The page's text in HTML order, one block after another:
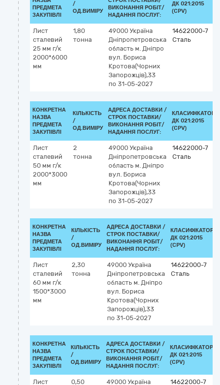
ПРЕДМЕТА
ЗАКУПІВЛІ
/
ОД.ВИМІРУ
ВИКОНАННЯ РОБІТ/
НАДАННЯ ПОСЛУГ:
ДК 021:2015
(CPV)
Лист
сталевий
25 мм г/к
2000*6000
мм
1,80
тонна
49000 Україна
Дніпропетровська
область м. Дніпро
вул. Бориса
Кротова(Чорних
Запорожців),33
по 31-05-2027
14622000-7
Сталь
КОНКРЕТНА
НАЗВА
ПРЕДМЕТА
ЗАКУПІВЛІ
КІЛЬКІСТЬ
/
ОД.ВИМІРУ
АДРЕСА ДОСТАВКИ /
СТРОК ПОСТАВКИ/
ВИКОНАННЯ РОБІТ/
НАДАННЯ ПОСЛУГ:
КЛАСИФІКАТОР
ДК 021:2015
(CPV)
Лист
сталевий
50 мм г/к
2000*3000
мм
2
тонна
49000 Україна
Дніпропетровська
область м. Дніпро
вул. Бориса
Кротова(Чорних
Запорожців),33
по 31-05-2027
14622000-7
Сталь
КОНКРЕТНА
НАЗВА
ПРЕДМЕТА
ЗАКУПІВЛІ
КІЛЬКІСТЬ
/
ОД.ВИМІРУ
АДРЕСА ДОСТАВКИ /
СТРОК ПОСТАВКИ/
ВИКОНАННЯ РОБІТ/
НАДАННЯ ПОСЛУГ:
КЛАСИФІКАТОР
ДК 021:2015
(CPV)
Лист
сталевий
60 мм г/к
1500*3000
мм
2,30
тонна
49000 Україна
Дніпропетровська
область м. Дніпро
вул. Бориса
Кротова(Чорних
Запорожців),33
по 31-05-2027
14622000-7
Сталь
КОНКРЕТНА
НАЗВА
ПРЕДМЕТА
ЗАКУПІВЛІ
КІЛЬКІСТЬ
/
ОД.ВИМІРУ
АДРЕСА ДОСТАВКИ /
СТРОК ПОСТАВКИ/
ВИКОНАННЯ РОБІТ/
НАДАННЯ ПОСЛУГ:
КЛАСИФІКАТОР
ДК 021:2015
(CPV)
Лист 0,50 49000 Україна 14622000-7